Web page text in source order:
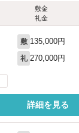
敷金
礼金
敷 135,000円
礼 270,000円
詳細を見る